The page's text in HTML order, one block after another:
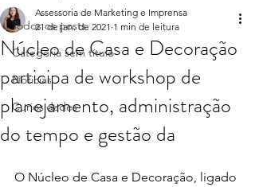
Todos os posts
Categoria sem título
Noticias
Curiosidades
Núcleo de Casa e Decoração
participa de workshop de
planejamento, administração
do tempo e gestão da
Assessoria de Marketing e Imprensa
21 de jan. de 2021 1 min de leitura
O Núcleo de Casa e Decoração, ligado